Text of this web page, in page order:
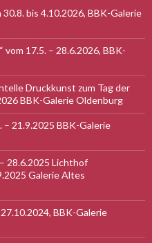
bis 4.10.2026, BBK-Galerie
17.5. – 28.6.2026, BBK-
Druckkunst zum Tag der
BBK-Galerie Oldenburg
– 21.9.2025 BBK-Galerie
28.6.2025 Lichthof
Galerie Altes
BBK-Galerie